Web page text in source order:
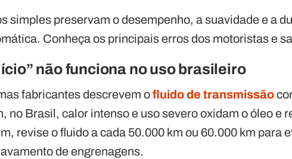
simples preservam o desempenho, a suavidade e a
Conheça os principais erros dos motoristas e
não funciona no uso brasileiro
fabricantes descrevem ofluido de transmissão
no Brasil, calor intenso e uso severo oxidam o óleo e
revise o fluido a cada 50.000 km ou 60.000 km para
de engrenagens.